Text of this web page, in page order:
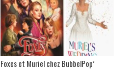
Foxes et Muriel chez BubbelPop’